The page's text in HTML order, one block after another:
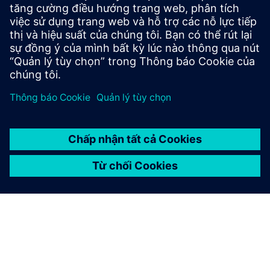
Những dịch vụ nào khác có
sẵn về chủ đề hiện đại hóa?